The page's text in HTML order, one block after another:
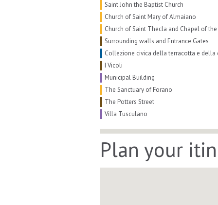
Saint John the Baptist Church
Church of Saint Mary of Almaiano
Church of Saint Thecla and Chapel of
Surrounding walls and Entrance Gates
Collezione civica della terracotta e della
I Vicoli
Municipal Building
The Sanctuary of Forano
The Potters Street
Villa Tusculano
Plan your